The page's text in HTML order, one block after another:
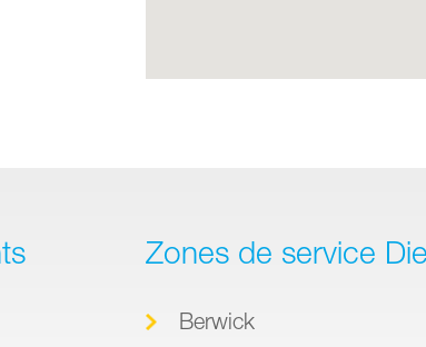
Zones de service
Berwick